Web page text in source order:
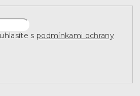
s podmínkami ochrany